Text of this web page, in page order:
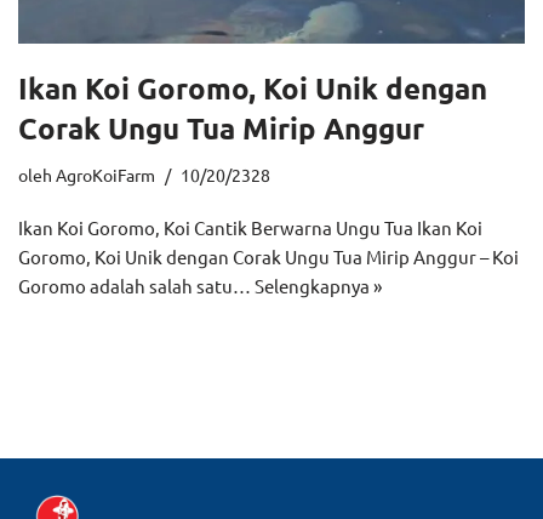
Ikan Koi Goromo, Koi Unik dengan
Corak Ungu Tua Mirip Anggur
oleh AgroKoiFarm 10/20/2328
Ikan Koi Goromo, Koi Cantik Berwarna Ungu Tua Ikan Koi
Goromo, Koi Unik dengan Corak Ungu Tua Mirip Anggur – Koi
Goromo adalah salah satu… Selengkapnya »